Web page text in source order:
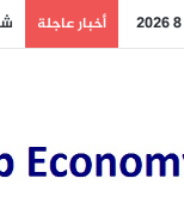
أخبار عاجلة